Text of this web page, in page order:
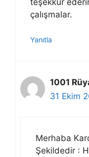
çalışmalar.
Yanıtla
1001
31 Ekim
Merhaba
Şekildedir :